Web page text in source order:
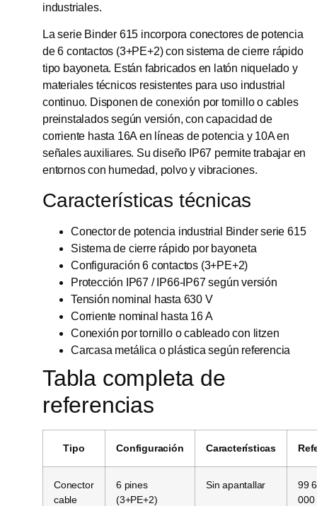
industriales.
La serie Binder 615 incorpora conectores de potencia
de 6 contactos (3+PE+2) con sistema de cierre rápido
tipo bayoneta. Están fabricados en latón niquelado y
materiales técnicos resistentes para uso industrial
continuo. Disponen de conexión por tornillo o cables
preinstalados según versión, con capacidad de
corriente hasta 16A en líneas de potencia y 10A en
señales auxiliares. Su diseño IP67 permite trabajar en
entornos con humedad, polvo y vibraciones.
Características técnicas
Conector de potencia industrial Binder serie 615
Sistema de cierre rápido por bayoneta
Configuración 6 contactos (3+PE+2)
Protección IP67 / IP66-IP67 según versión
Tensión nominal hasta 630 V
Corriente nominal hasta 16 A
Conexión por tornillo o cableado con litzen
Carcasa metálica o plástica según referencia
Tabla completa de
referencias
Tipo Configuración Características
Conector
cable
6 pines
(3+PE+2)
Sin apantallar
99
000